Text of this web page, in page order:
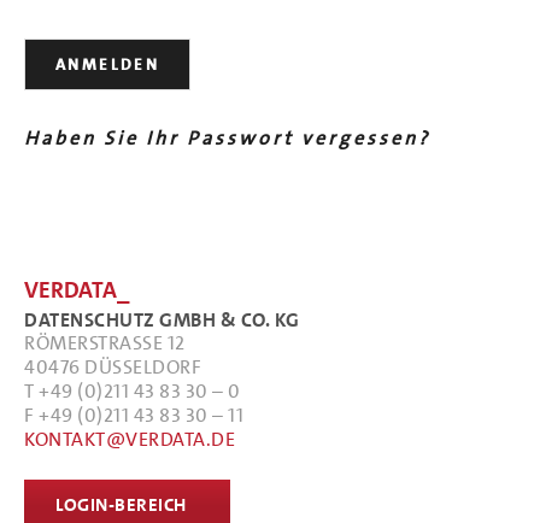
Haben Sie Ihr Passwort vergessen?
VERDATA_
DATENSCHUTZ GMBH & CO. KG
RÖMERSTRASSE 12
40476 DÜSSELDORF
T +49 (0)211 43 83 30 – 0
F +49 (0)211 43 83 30 – 11
KONTAKT@VERDATA.DE
LOGIN-BEREICH